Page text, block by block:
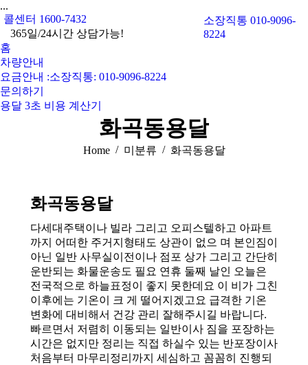
...
콜센터 1600-7432
365일/24시간 상담가능!
소장직통 010-9096-
8224
홈
차량안내
요금안내 :소장직통: 010-9096-8224
문의하기
용달 3초 비용 계산기
화곡동용달
You are here:
Home 미분류 화곡동용달
화곡동용달
다세대주택이나 빌라 그리고 오피스텔하고 아파트
까지 어떠한 주거지형태도 상관이 없으 며 본인짐이
아닌 일반 사무실이전이나 점포 상가 그리고 간단히
운반되는 화물운송도 필요 연휴 둘째 날인 오늘은
전국적으로 하늘표정이 좋지 못한데요 이 비가 그친
이후에는 기온이 크 게 떨어지겠고요 급격한 기온
변화에 대비해서 건강 관리 잘해주시길 바랍니다.
빠르면서 저렴히 이동되는 일반이사 짐을 포장하는
시간은 없지만 정리는 직접 하실수 있는 반포장이사
처음부터 마무리정리까지 세심하고 꼼꼼히 진행되